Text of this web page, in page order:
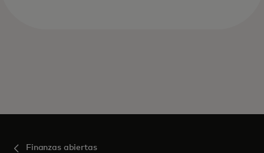
Finanzas abiertas